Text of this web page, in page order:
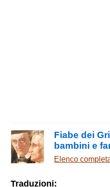
Fiabe dei
bambini e
Elenco
Traduzioni: